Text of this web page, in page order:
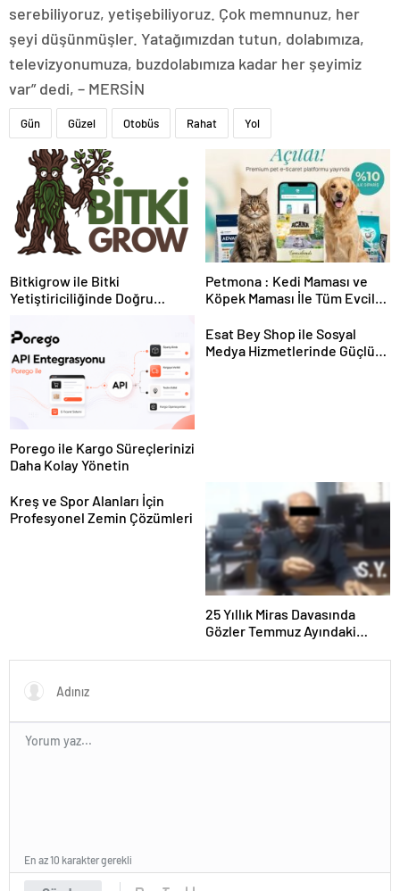
serebiliyoruz, yetişebiliyoruz. Çok memnunuz, her
şeyi düşünmüşler. Yatağımızdan tutun, dolabımıza,
televizyonumuza, buzdolabımıza kadar her şeyimiz
var” dedi, – MERSİN
Gün Güzel Otobüs Rahat Yol
Bitkigrow ile Bitki
Yetiştiriciliğinde Doğru
Petmona : Kedi Maması ve
Köpek Maması İle Tüm Evcil
Porego ile Kargo Süreçlerinizi
Daha Kolay Yönetin
Esat Bey Shop ile Sosyal
Medya Hizmetlerinde Güçlü
Kreş ve Spor Alanları İçin
Profesyonel Zemin Çözümleri
25 Yıllık Miras Davasında
Gözler Temmuz Ayındaki
En az 10 karakter gerekli